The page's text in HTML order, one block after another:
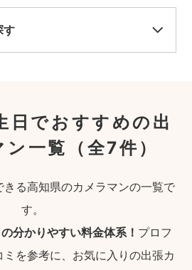
す
日でおすすめの出
ン一覧
（全7件）
る高知県のカメラマンの一覧で
す。
分かりやすい料金体系！ プロフ
ミを参考に、お気に入りの出張カ